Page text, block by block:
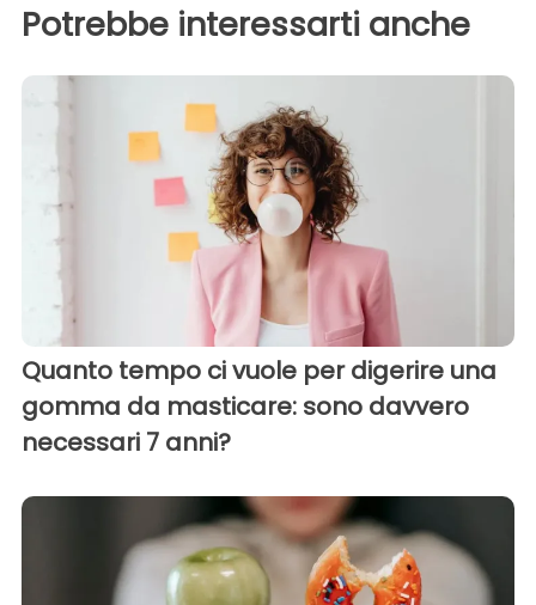
Potrebbe interessarti anche
Quanto tempo ci vuole per digerire una
gomma da masticare: sono davvero
necessari 7 anni?